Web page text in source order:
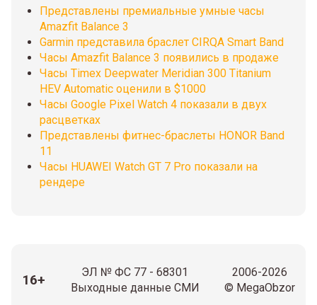
Представлены премиальные умные часы
Amazfit Balance 3
Garmin представила браслет CIRQA Smart Band
Часы Amazfit Balance 3 появились в продаже
Часы Timex Deepwater Meridian 300 Titanium
HEV Automatic оценили в $1000
Часы Google Pixel Watch 4 показали в двух
расцветках
Представлены фитнес-браслеты HONOR Band
11
Часы HUAWEI Watch GT 7 Pro показали на
рендере
16+
ЭЛ № ФС 77 - 68301
Выходные данные СМИ
2006-2026
© MegaObzor